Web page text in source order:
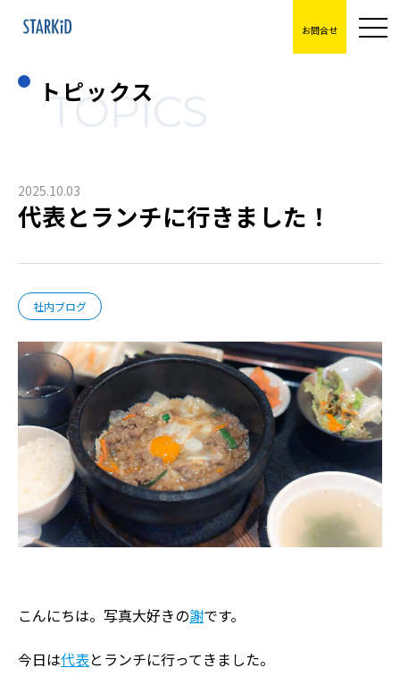
お問合せ
トピックス
TOPICS
2025.10.03
代表とランチに行きました！
社内ブログ
こんにちは。写真大好きの謝です。
今日は代表とランチに行ってきました。